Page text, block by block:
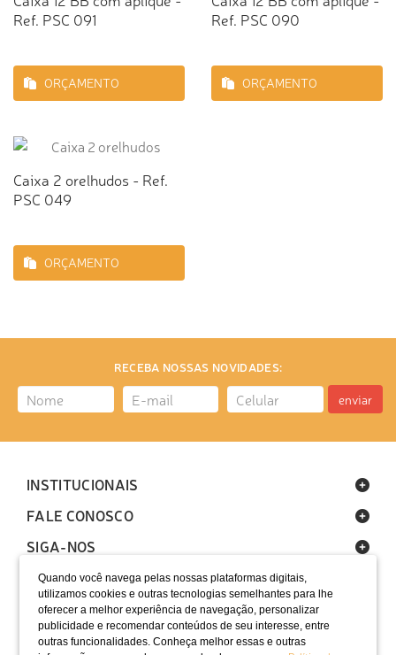
Quando você navega pelas nossas plataformas digitais,
utilizamos cookies e outras tecnologias semelhantes para lhe
oferecer a melhor experiência de navegação, personalizar
publicidade e recomendar conteúdos de seu interesse, entre
outras funcionalidades. Conheça melhor essas e outras
Ref. PSC 091
ORÇAMENTO
Ref. PSC 090
ORÇAMENTO
Caixa 2 orelhudos - Ref.
PSC 049
ORÇAMENTO
RECEBA NOSSAS NOVIDADES:
enviar
INSTITUCIONAIS
FALE CONOSCO
SIGA-NOS